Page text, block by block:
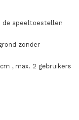
de speeltoestellen
zonder
, max. 2 gebruikers